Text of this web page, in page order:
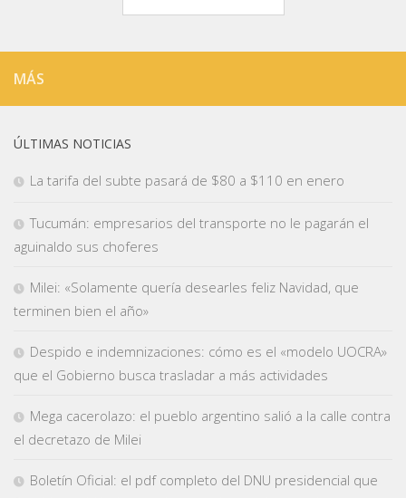
MÁS
ÚLTIMAS NOTICIAS
La tarifa del subte pasará de $80 a $110 en enero
Tucumán: empresarios del transporte no le pagarán el
aguinaldo sus choferes
Milei: «Solamente quería desearles feliz Navidad, que
terminen bien el año»
Despido e indemnizaciones: cómo es el «modelo UOCRA»
que el Gobierno busca trasladar a más actividades
Mega cacerolazo: el pueblo argentino salió a la calle contra
el decretazo de Milei
Boletín Oficial: el pdf completo del DNU presidencial que